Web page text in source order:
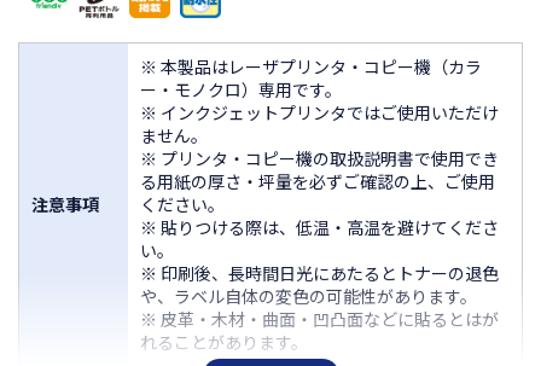
注意事項
※ 本製品はレーザプリンタ・コピー機（カラ
ー・モノクロ）専用です。
※ インクジェットプリンタではご使用いただけ
ません。
※ プリンタ・コピー機の取扱説明書で使用でき
る用紙の厚さ・坪量を必ずご確認の上、ご使用
ください。
※ 貼りつける際は、低温・高温を避けてくださ
い。
※ 印刷後、長時間日光にあたるとトナーの退色
や、ラベル自体の変色の可能性があります。
※ 皮革・木材・曲面・凹凸面などに貼るとはが
れることがあります。